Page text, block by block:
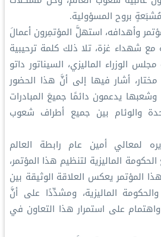
بروح المسؤولية.
وأهدافه، استهلَّ المؤتمِرون أعمالَ
شهداء غزة، تلا ذلك كلمة ترحيبية
الوزراء الماليزي، السيناتور داتو
أشار فيها إلى أنَّ هذا الحضور
يدعمون دائمًا جميعَ المبادرات
والوئام بين جميع أطراف شعوب
لمعالي أمين عام رابطة العالم
الماليزية لتنظيم هذا المؤتمر،
المؤتمر يعكس العلاقة الوثيقة بين
الماليزية، ومشدِّدًا على أنَّ
على استمرار هذا التعاون في